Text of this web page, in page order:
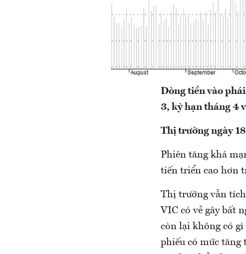
Dòng tiền vào
3, kỳ hạn tháng 4
Thị trường ngày
Phiên tăng khá
tiến triển cao hơn
Thị trường vẫn
VIC có vẻ gây bất
còn lại không có gì
phiếu có mức tăng